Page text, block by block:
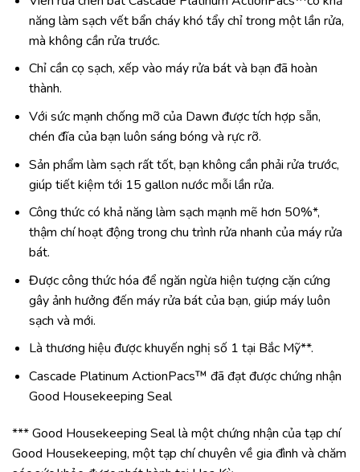
năng làm sạch vết bẩn cháy khó tẩy chỉ trong một lần rửa,
mà không cần rửa trước.
Chỉ cần cọ sạch, xếp vào máy rửa bát và bạn đã hoàn
thành.
Với sức mạnh chống mỡ của Dawn được tích hợp sẵn,
chén đĩa của bạn luôn sáng bóng và rực rỡ.
Sản phẩm làm sạch rất tốt, bạn không cần phải rửa trước,
giúp tiết kiệm tới 15 gallon nước mỗi lần rửa.
Công thức có khả năng làm sạch mạnh mẽ hơn 50%*,
thậm chí hoạt động trong chu trình rửa nhanh của máy rửa
bát.
Được công thức hóa để ngăn ngừa hiện tượng cặn cứng
gây ảnh hưởng đến máy rửa bát của bạn, giúp máy luôn
sạch và mới.
Là thương hiệu được khuyến nghị số 1 tại Bắc Mỹ**.
Cascade Platinum ActionPacs™ đã đạt được chứng nhận
Good Housekeeping Seal
*** Good Housekeeping Seal là một chứng nhận của tạp chí
Good Housekeeping, một tạp chí chuyên về gia đình và chăm